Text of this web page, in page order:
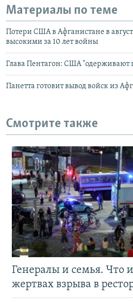
Материалы по теме
Потери США в Афганистане в
высокими за 10 лет войны
Глава Пентагон: США "одерживают
Панетта готовит вывод войск из
Смотрите также
Генералы и семья. Что
жертвах взрыва в